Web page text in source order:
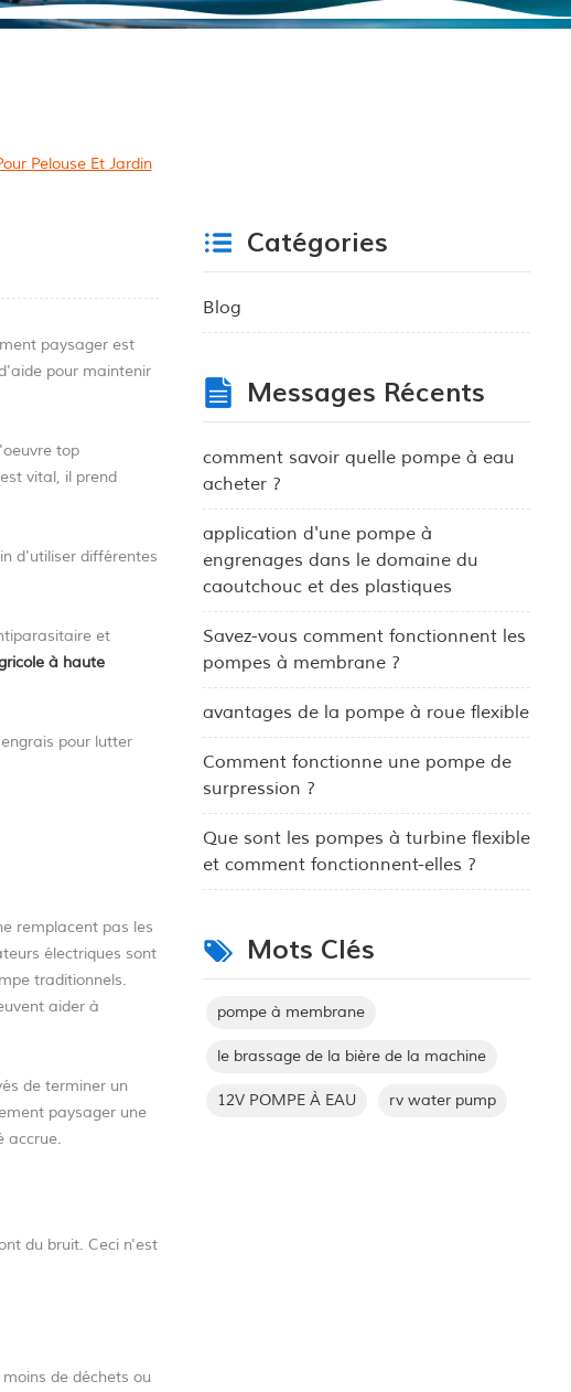
Pelouse Et Jardin
paysager est
pour maintenir
top
vital, il prend
d'utiliser différentes
et
à haute
pour lutter
remplacent pas les
électriques sont
traditionnels.
aider à
de terminer un
paysager une
accrue.
du bruit. Ceci n'est
de déchets ou
Catégories
Blog
Messages Récents
comment savoir quelle pompe à eau
acheter ?
application d'une pompe à
engrenages dans le domaine du
caoutchouc et des plastiques
Savez-vous comment fonctionnent les
pompes à membrane ?
avantages de la pompe à roue flexible
Comment fonctionne une pompe de
surpression ?
Que sont les pompes à turbine flexible
et comment fonctionnent-elles ?
Mots Clés
pompe à membrane
le brassage de la bière de la machine
12V POMPE À EAU rv water pump